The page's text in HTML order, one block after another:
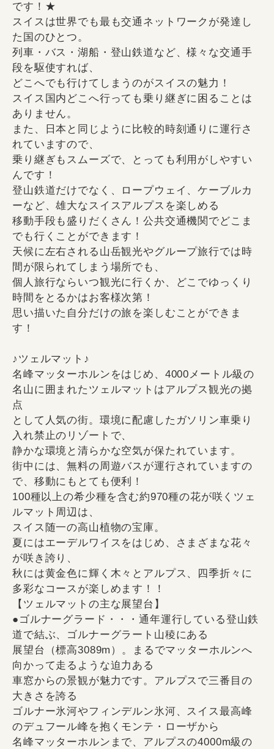
です！★
スイスは世界でも最も交通ネットワークが発達し
た国のひとつ。
列車・バス・湖船・登山鉄道など、様々な交通手
段を駆使すれば、
どこへでも行けてしまうのがスイスの魅力！
スイス国内どこへ行っても乗り継ぎに困ることは
ありません。
また、日本と同じように比較的時刻通りに運行さ
れていますので、
乗り継ぎもスムーズで、とっても利用がしやすい
んです！
登山鉄道だけでなく、ロープウェイ、ケーブルカ
ーなど、雄大なスイスアルプスを楽しめる
移動手段も盛りだくさん！公共交通機関でどこま
でも行くことができます！
天候に左右される山岳観光やグループ旅行では時
間が限られてしまう場所でも、
個人旅行ならいつ観光に行くか、どこでゆっくり
時間をとるかはお客様次第！
思い描いた自分だけの旅を楽しむことができま
す！
♪ツェルマット♪
名峰マッターホルンをはじめ、4000メートル級の
名山に囲まれたツェルマットはアルプス観光の拠
点
として人気の街。環境に配慮したガソリン車乗り
入れ禁止のリゾートで、
静かな環境と清らかな空気が保たれています。
街中には、無料の周遊バスが運行されていますの
で、移動にもとても便利！
100種以上の希少種を含む約970種の花が咲くツェ
ルマット周辺は、
スイス随一の高山植物の宝庫。
夏にはエーデルワイスをはじめ、さまざまな花々
が咲き誇り、
秋には黄金色に輝く木々とアルプス、四季折々に
多彩なコースが楽しめます！！
【ツェルマットの主な展望台】
●ゴルナーグラード・・・通年運行している登山鉄
道で結ぶ、ゴルナーグラート山稜にある
展望台（標高3089m）。まるでマッターホルンへ
向かって走るような迫力ある
車窓からの景観が魅力です。アルプスで三番目の
大きさを誇る
ゴルナー氷河やフィンデルン氷河、スイス最高峰
のデュフール峰を抱くモンテ・ローザから
名峰マッターホルンまで、アルプスの4000m級の